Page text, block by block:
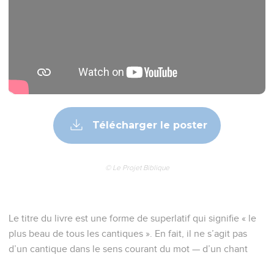
Télécharger le poster
© Le Projet Biblique
Le titre du livre est une forme de superlatif qui signifie « le
plus beau de tous les cantiques ». En fait, il ne s’agit pas
d’un cantique dans le sens courant du mot — d’un chant